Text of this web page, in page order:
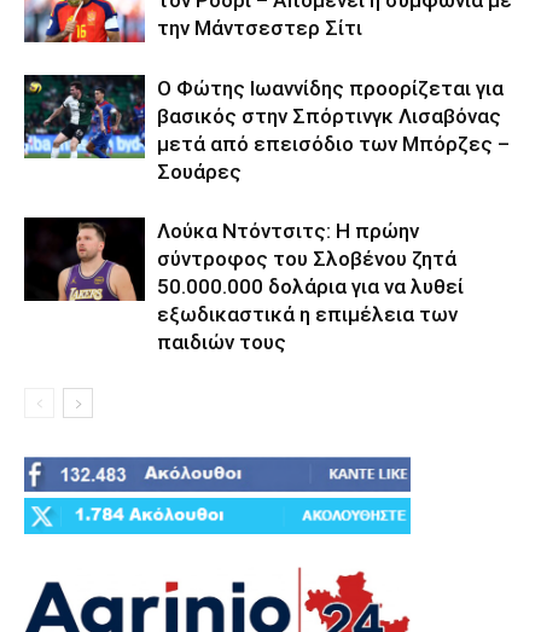
την Μάντσεστερ Σίτι
Ο Φώτης Ιωαννίδης προορίζεται για
βασικός στην Σπόρτινγκ Λισαβόνας
μετά από επεισόδιο των Μπόρζες –
Σουάρες
Λούκα Ντόντσιτς: Η πρώην
σύντροφος του Σλοβένου ζητά
50.000.000 δολάρια για να λυθεί
εξωδικαστικά η επιμέλεια των
παιδιών τους